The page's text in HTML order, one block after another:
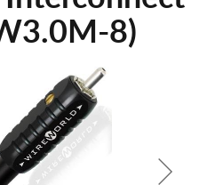
3751
3646
20:00
c-h.ru
8)